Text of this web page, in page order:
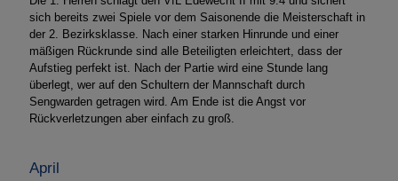
sich bereits zwei Spiele vor dem Saisonende die Meisterschaft in
der 2. Bezirksklasse. Nach einer starken Hinrunde und einer
mäßigen Rückrunde sind alle Beteiligten erleichtert, dass der
Aufstieg perfekt ist. Nach der Partie wird eine Stunde lang
überlegt, wer auf den Schultern der Mannschaft durch
Sengwarden getragen wird. Am Ende ist die Angst vor
Rückverletzungen aber einfach zu groß.
April